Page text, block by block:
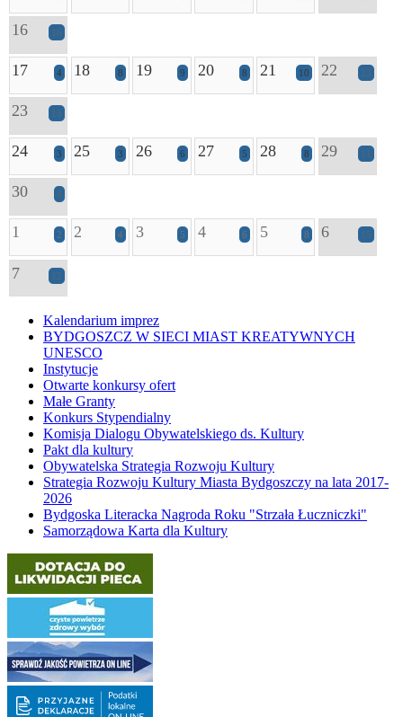
16 16
17 4 18 8 19 9 20 8 21 10 22 23
23 15
24 3 25 3 26 6 27 5 28 8 29 11
30 8
1 2 2 4 3 5 4 6 5 8 6 15
7 12
Kalendarium imprez
BYDGOSZCZ W SIECI MIAST KREATYWNYCH
UNESCO
Instytucje
Otwarte konkursy ofert
Małe Granty
Konkurs Stypendialny
Komisja Dialogu Obywatelskiego ds. Kultury
Pakt dla kultury
Obywatelska Strategia Rozwoju Kultury
Strategia Rozwoju Kultury Miasta Bydgoszczy na lata 2017-
2026
Bydgoska Literacka Nagroda Roku "Strzała Łuczniczki"
Samorządowa Karta dla Kultury